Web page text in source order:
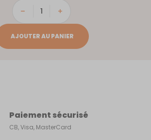
quantité
Bayeux
AJOUTER AU PANIER
Paiement sécurisé
CB, Visa, MasterCard